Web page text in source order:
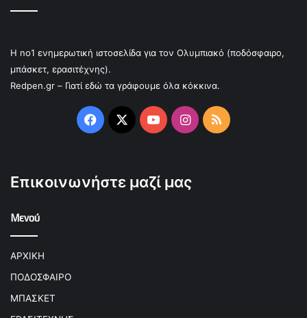
Η no1 ενημερωτική ιστοσελίδα για τον Ολυμπιακό (ποδόσφαιρο,
μπάσκετ, ερασιτέχνης).
Redpen.gr – Γιατί εδώ τα γράφουμε όλα κόκκινα.
Facebook
X YouTubeInstagram
RSS
Επικοινωνήστε μαζί μας
Μενού
ΑΡΧΙΚΗ
ΠΟΔΟΣΦΑΙΡΟ
ΜΠΑΣΚΕΤ